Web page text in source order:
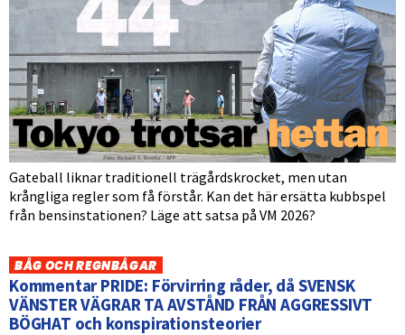
Gateball liknar traditionell trägårdskrocket, men utan
krångliga regler som få förstår. Kan det här ersätta kubbspel
från bensinstationen? Läge att satsa på VM 2026?
BÅG OCH REGNBÅGAR
Kommentar PRIDE: Förvirring råder, då SVENSK
VÄNSTER VÄGRAR TA AVSTÅND FRÅN AGGRESSIVT
BÖGHAT och konspirationsteorier